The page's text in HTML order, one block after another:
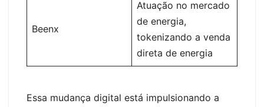
Beenx
Atuação no mercado
de energia,
tokenizando a venda
direta de energia
Essa mudança digital está impulsionando a